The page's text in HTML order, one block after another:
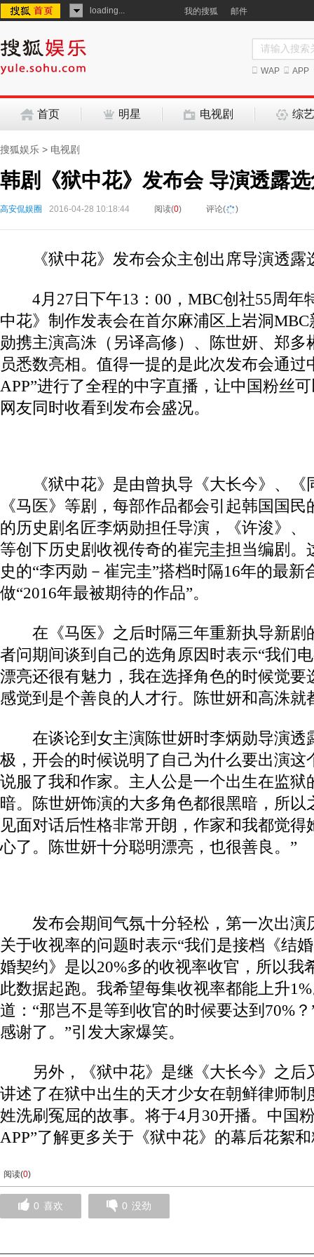
loading... 我的搜狐 邮件
WAP APP
首页 明星 电视剧 综艺
搜狐娱乐 > 电视剧
韩剧《狱中花》发布会 导演透露
高安侃娱圈 2016-04-28 10:18:44 阅读(0) 评论( )
《狱中花》发布会众主创出席导演透露
4月27日下午13：00，MBC创社55周年
中花》制作发表会在首尔麻浦区上岩洞
勋携主演高洙（另译高修）、陈世妍、郑多
员悉数亮相。值得一提的是此次发布会通过
APP”进行了全程的中字直播，让中国粉丝
网友同时收看到发布会盛况。
《狱中花》是由曾执导《大长今》、《
《马医》等剧，每部作品都会引起韩国国
的历史剧名匠李炳勋担任导演，《许浚》、
等创下历史剧收视传奇的崔完圭担当编剧。
史的“李丙勋－崔完圭”搭档时隔16年的最新
做“2016年最被期待的作品”。
在《马医》之后时隔三年重新执导新剧
者问期间谈到自己的选角原因时表示“我们
漂亮还很有魅力，我在选择角色的时候觉要
感觉到是个善良的人才行。陈世妍和高洙就
在谈论到女主演陈世妍时李炳勋导演透
极，开会的时候说明了自己为什么要出演这
说服了我和作家。主人公是一个出生在监狱
暗。陈世妍饰演的大多角色都很黑暗，所以
见面对话后性格非常开朗，作家和我都觉得
心了。陈世妍十分聪明漂亮，也很善良。”
发布会期间气氛十分轻松，第一次出演
关于收视率的问题时表示“我们是接档《结
婚契约》是以20%多的收视率收官，所以我
此数据起跑。我希望每集收视率都能上升
道：“那岂不是等到收官的时候要达到70%
感谢了。”引发大家爆笑。
另外，《狱中花》是继《大长今》之后
讲述了在狱中出生的天才少女在朝鲜律师制
姓洗刷冤屈的故事。将于4月30开播。中国
APP”了解更多关于《狱中花》的幕后花絮
阅读(0)
0 喜欢 0 没劲